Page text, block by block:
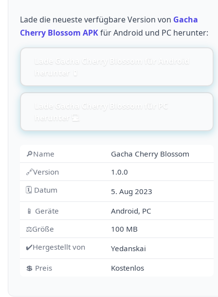
Lade die neueste verfügbare Version von Gacha
Cherry Blossom APKfür Android und PC herunter:
Lade Gacha Cherry Blossom für Android
herunter 📱
Lade Gacha Cherry Blossom für PC
herunter 💻
🔎Name
Gacha Cherry Blossom
🔗Version
1.0.0
🗓 Datum
5. Aug 2023
📱 Geräte
Android, PC
⚖️Größe
100 MB
✔️Hergestellt von
Yedanskai
💲 Preis
Kostenlos